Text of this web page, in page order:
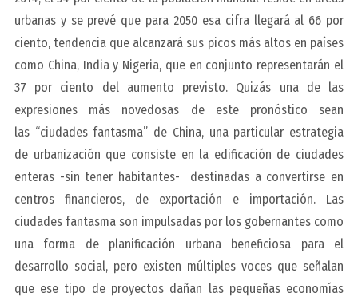
urbanas y se prevé que para 2050 esa cifra llegará al 66 por
ciento, tendencia que alcanzará sus picos más altos en países
como China, India y Nigeria, que en conjunto representarán el
37 por ciento del aumento previsto. Quizás una de las
expresiones más novedosas de este pronóstico sean
las “ciudades fantasma” de China, una particular estrategia
de urbanización que consiste en la edificación de ciudades
enteras -sin tener habitantes- destinadas a convertirse en
centros financieros, de exportación e importación. Las
ciudades fantasma son impulsadas por los gobernantes como
una forma de planificación urbana beneficiosa para el
desarrollo social, pero existen múltiples voces que señalan
que ese tipo de proyectos dañan las pequeñas economías